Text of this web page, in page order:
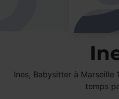
Ines, Babysitter à Marseille
temps